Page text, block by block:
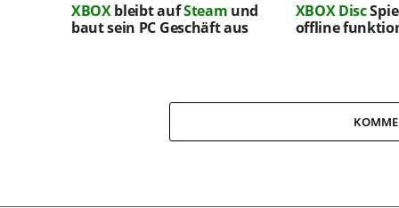
XBOXbleibt aufSteam und
baut sein PC Geschäft aus
XBOX Disc
offline